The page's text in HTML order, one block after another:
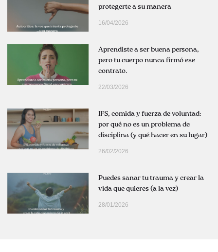
protegerte a su manera
16/04/2026
Aprendiste a ser buena persona,
pero tu cuerpo nunca firmó ese
contrato.
22/03/2026
IFS, comida y fuerza de voluntad:
por qué no es un problema de
disciplina (y qué hacer en su lugar)
26/02/2026
Puedes sanar tu trauma y crear la
vida que quieres (a la vez)
28/01/2026